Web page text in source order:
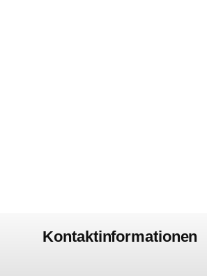
Kontaktinformationen